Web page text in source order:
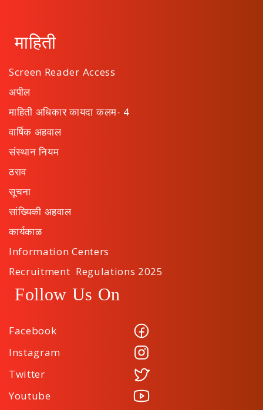
माहिती
Screen Reader Access
अपील
माहिती अधिकार कायदा कलम- 4
वार्षिक अहवाल
संस्थान नियम
ठराव
सूचना
सांख्यिकी अहवाल
कार्यकाळ
Information Centers
Recruitment Regulations 2025
Follow Us On
Facebook
Instagram
Twitter
Youtube